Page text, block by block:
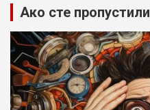
Ако сте пропустили